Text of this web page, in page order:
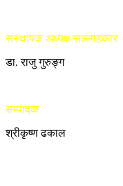
संस्थापक अध्यक्ष/सल्लाहकार
डा. राजु गुरुङ्ग
सम्पादक
श्रीकृष्ण ढकाल